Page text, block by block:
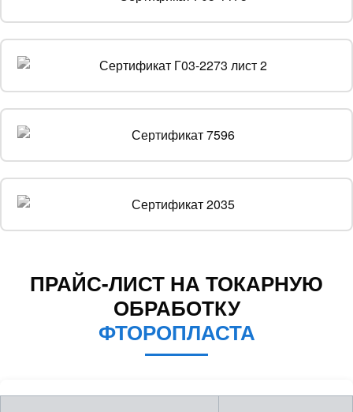
ПРАЙС-ЛИСТ НА ТОКАРНУЮ
ОБРАБОТКУ
ФТОРОПЛАСТА